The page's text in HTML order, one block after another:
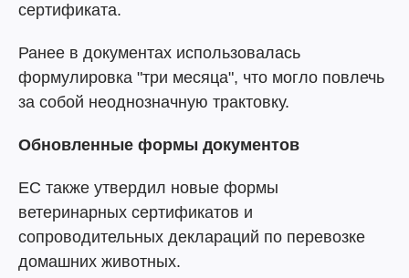
сертификата.
Ранее в документах использовалась
формулировка "три месяца", что могло повлечь
за собой неоднозначную трактовку.
Обновленные формы документов
ЕС также утвердил новые формы
ветеринарных сертификатов и
сопроводительных деклараций по перевозке
домашних животных.